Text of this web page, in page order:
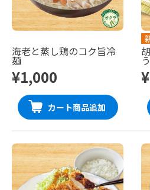
海老と蒸し鶏のコク旨冷
麺
¥1,000
カート商品追加